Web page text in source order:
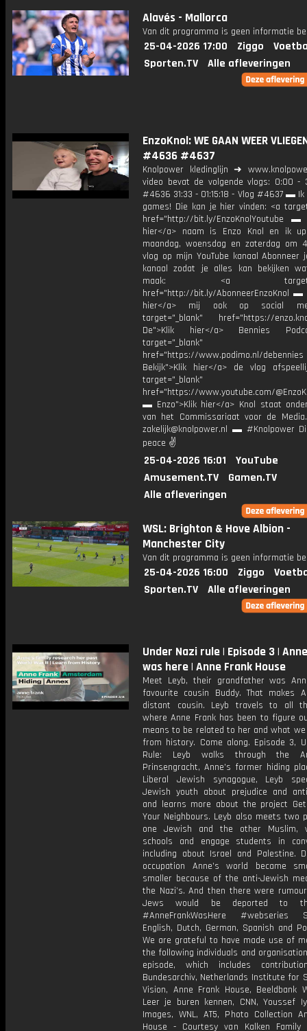
Alavés - Mallorca
Van dit programma is geen informatie
25-04-2026 17:00 Ziggo
Sporten.TV
Alle afleveringen
EnzoKnol: WE GAAN WEER
#4636 #4637
Knolpower kledinglijn ➜
video bevat de volgende vlogs: 0:00 -
#4636 31:33 - 01:15:18 - Vlog #4637 ▬ Ik
games! Die kan je hier vinden: <a
href="http://bit.ly/EnzoKnolYoutube ▬
hier</a> naam is Enzo Knol en ik
maandag, woensdag en zaterdag om
vlog op mijn YouTube kanaal Abonneer
kanaal zodat je alles kan bekijken
maak: <a
href="http://bit.ly/AbonneerEnzoKnol ▬
hier</a> mij ook op social
target="_blank" href="https://
De">Klik hier</a> Bennies
target="_blank"
href="https://www.podimo.nl/debennies
Bekijk">Klik hier</a> de vlog
target="_blank"
href="https://www.youtube.com/
▬ Enzo">Klik hier</a> Knol staat
van het Commissariaat voor de
zakelijk@knolpower.nl ▬ #Knolpower
peace ✌
25-04-2026 16:01
YouTube
Amusement.TV
Gamen.TV
Alle afleveringen
WSL: Brighton & Hove Albion -
Manchester City
Van dit programma is geen informatie
25-04-2026 16:00 Ziggo
Sporten.TV
Alle afleveringen
Under Nazi rule | Episode 3 |
was here | Anne Frank House
Meet Leyb, their grandfather was
favourite cousin Buddy. That makes
distant cousin. Leyb travels to all
where Anne Frank has been to figure
means to be related to her and what
from history. Come along. Episode 3,
Rule: Leyb walks through the
Prinsengracht, Anne’s former hiding
Liberal Jewish synagogue, Leyb
Jewish youth about prejudice and
and learns more about the project
Your Neighbours. Leyb also meets two
one Jewish and the other Muslim,
schools and engage students in
including about Israel and Palestine.
occupation Anne’s world became
smaller because of the anti-Jewish
the Nazi’s. And then there were
Jews would be deported to
#AnneFrankWasHere #webseries
English, Dutch, German, Spanish and
We are grateful to have made use of
the following individuals and
episode, which includes
Bundesarchiv, Netherlands Institute for
Vision, Anne Frank House, Beeldbank
Leer je buren kennen, CNN, Youssef
Images, WNL, AT5, Photo Collection
House - Courtesy van Kalken Family